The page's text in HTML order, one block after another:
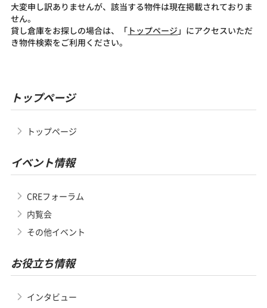
大変申し訳ありませんが、該当する物件は現在掲載されておりま
せん。
貸し倉庫をお探しの場合は、「 トップページ 」にアクセスいただ
き物件検索をご利用ください。
トップページ
トップページ
イベント情報
CREフォーラム
内覧会
その他イベント
お役立ち情報
インタビュー